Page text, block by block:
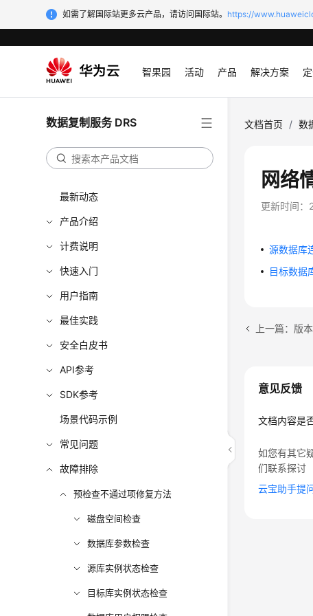
如需了解国际站更多云产品，请访问国际站。 https://
智果园 活动 产品 解决方案
数据复制服务 DRS
最新动态
产品介绍
计费说明
快速入门
用户指南
最佳实践
安全白皮书
API参考
SDK参考
场景代码示例
常见问题
故障排除
预检查不通过项修复方法
磁盘空间检查
数据库参数检查
源库实例状态检查
目标库实例状态检查
文档首页 / 数
网络
更新时间：
源数据库
目标数据
上一篇：版
意见反馈
文档内容是
如您有其它
们联系探讨
云宝助手提